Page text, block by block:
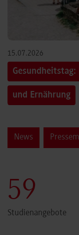
15.07.2026
und Ernährung
News
60
Studienangebote